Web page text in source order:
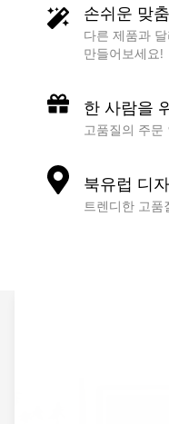
손쉬운 맞
다른 제품과
만들어보세요!
한 사람을
고품질의 주
북유럽 디
트렌디한 고품